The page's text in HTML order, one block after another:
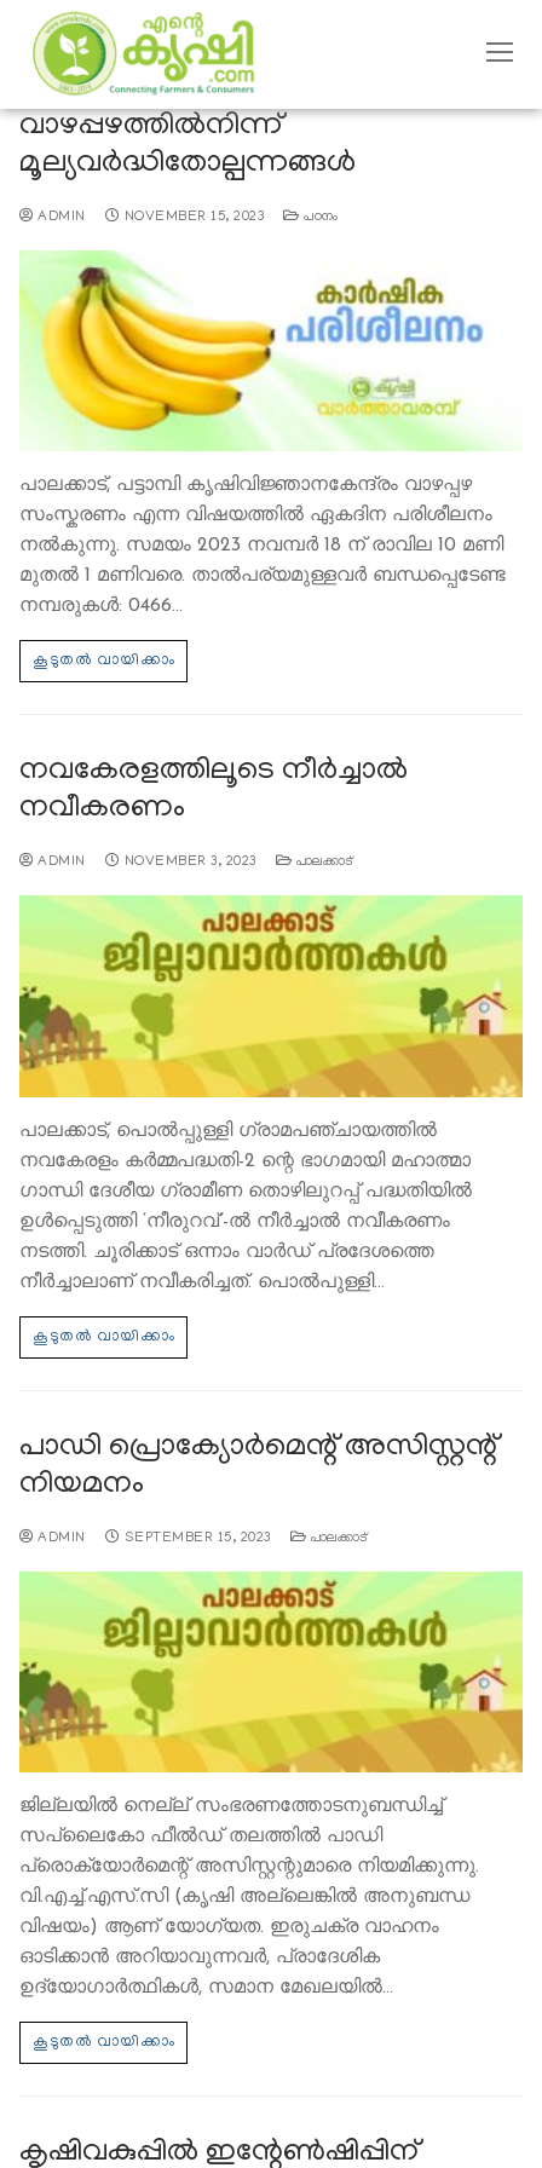
വാഴപ്പഴത്തില്‍നിന്ന്
മൂല്യവര്‍ദ്ധിതോല്പന്നങ്ങള്‍
ADMIN NOVEMBER 15, 2023 പഠനം
പാലക്കാട്, പട്ടാമ്പി കൃഷിവിജ്ഞാനകേന്ദ്രം വാഴപ്പഴ
സംസ്കരണം എന്ന വിഷയത്തില്‍ ഏകദിന പരിശീലനം
നല്‍കുന്നു. സമയം 2023 നവമ്പര്‍ 18 ന് രാവില 10 മണി
മുതല്‍ 1 മണിവരെ. താല്‍പര്യമുള്ളവര്‍ ബന്ധപ്പെടേണ്ട
നമ്പരുകള്‍: 0466…
നവകേരളത്തിലൂടെ നീര്‍ച്ചാല്‍
നവീകരണം
ADMIN NOVEMBER 3, 2023 പാലക്കാട്
പാലക്കാട്, പൊല്‍പ്പുള്ളി ഗ്രാമപഞ്ചായത്തില്‍
നവകേരളം കര്‍മ്മപദ്ധതി-2 ന്റെ ഭാഗമായി മഹാത്മാ
ഗാന്ധി ദേശീയ ഗ്രാമീണ തൊഴിലുറപ്പ് പദ്ധതിയില്‍
ഉള്‍പ്പെടുത്തി ‘നീരുറവ്’-ല്‍ നീര്‍ച്ചാല്‍ നവീകരണം
നടത്തി. ചൂരിക്കാട് ഒന്നാം വാര്‍ഡ് പ്രദേശത്തെ
നീര്‍ച്ചാലാണ് നവീകരിച്ചത്. പൊല്‍പുള്ളി…
പാഡി പ്രൊക്യോര്‍മെന്റ് അസിസ്റ്റന്റ്
നിയമനം
ADMIN SEPTEMBER 15, 2023 പാലക്കാട്
ജില്ലയില്‍ നെല്ല് സംഭരണത്തോടനുബന്ധിച്ച്
സപ്ലൈകോ ഫീല്‍ഡ് തലത്തില്‍ പാഡി
പ്രൊക്യോര്‍മെന്റ് അസിസ്റ്റന്റുമാരെ നിയമിക്കുന്നു.
വി.എച്ച്.എസ്.സി (കൃഷി അല്ലെങ്കില്‍ അനുബന്ധ
വിഷയം) ആണ് യോഗ്യത. ഇരുചക്ര വാഹനം
ഓടിക്കാന്‍ അറിയാവുന്നവര്‍, പ്രാദേശിക
ഉദ്യോഗാര്‍ത്ഥികള്‍, സമാന മേഖലയില്‍…
കൃഷിവകുപ്പില്‍ ഇന്റേണ്‍ഷിപ്പിന്